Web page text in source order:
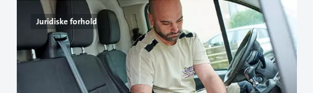
Juridiske forhold